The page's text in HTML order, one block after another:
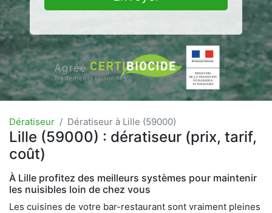
Dératiseur Dératiseur à Lille (59000)
Lille (59000) : dératiseur (prix, tarif,
coût)
À Lille profitez des meilleurs systèmes pour maintenir
les nuisibles loin de chez vous
Les cuisines de votre bar-restaurant sont vraiment pleines